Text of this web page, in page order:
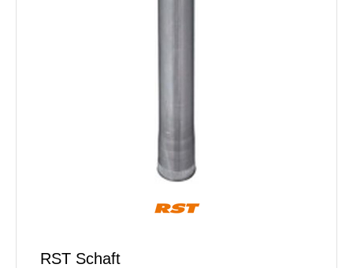
RST Schaft